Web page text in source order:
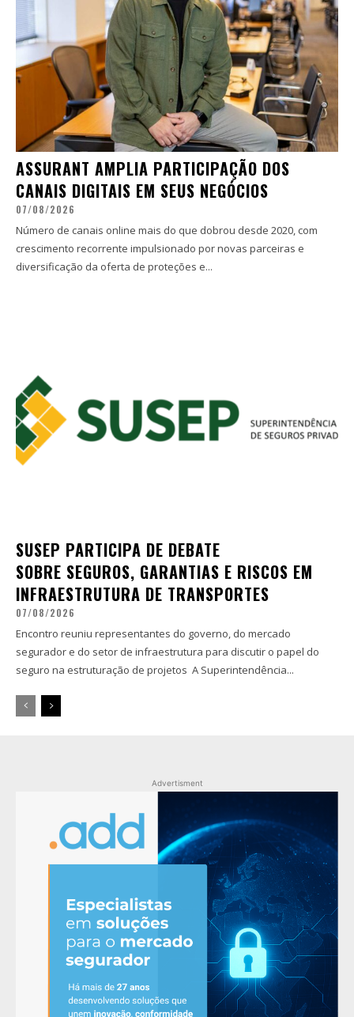
ASSURANT AMPLIA PARTICIPAÇÃO DOS
CANAIS DIGITAIS EM SEUS NEGÓCIOS
07/08/2026
Número de canais online mais do que dobrou desde 2020, com
crescimento recorrente impulsionado por novas parceiras e
diversificação da oferta de proteções e...
SUSEP PARTICIPA DE DEBATE
SOBRE SEGUROS, GARANTIAS E RISCOS EM
INFRAESTRUTURA DE TRANSPORTES
07/08/2026
Encontro reuniu representantes do governo, do mercado
segurador e do setor de infraestrutura para discutir o papel do
seguro na estruturação de projetos A Superintendência...
Advertisment